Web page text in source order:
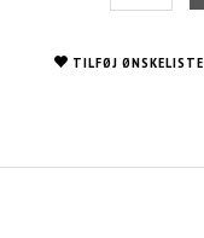
TILFØJ ØNSKELISTE